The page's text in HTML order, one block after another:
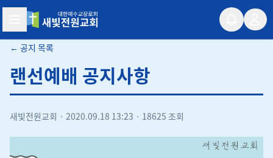
새빛전원교회
← 공지 목록
랜선예배 공지사항
새빛전원교회 · 2020.09.18 13:23 · 18625 조회